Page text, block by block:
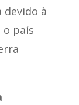
devido à
o país